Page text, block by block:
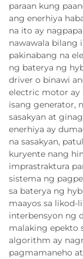
paraan kung
ang enerhiya
na ito ay
nawawala bilang
pakinabang na
ng baterya ng
driver o binawi
electric motor ay
isang generator,
sasakyan at
enerhiya ay
na sasakyan,
kuryente nang
imprastraktura
sistema ng
sa baterya ng
maayos sa likod-
interbensyon ng
malaking epekto
algorithm ay
pagmamaneho